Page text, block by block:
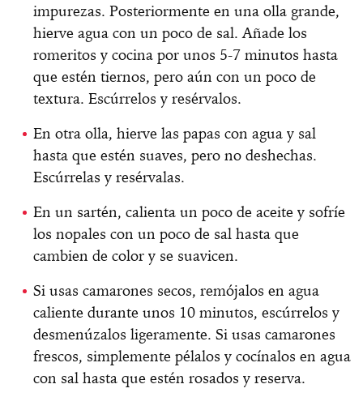
impurezas. Posteriormente en una olla grande,
hierve agua con un poco de sal. Añade los
romeritos y cocina por unos 5-7 minutos hasta
que estén tiernos, pero aún con un poco de
textura. Escúrrelos y resérvalos.
En otra olla, hierve las papas con agua y sal
hasta que estén suaves, pero no deshechas.
Escúrrelas y resérvalas.
En un sartén, calienta un poco de aceite y sofríe
los nopales con un poco de sal hasta que
cambien de color y se suavicen.
Si usas camarones secos, remójalos en agua
caliente durante unos 10 minutos, escúrrelos y
desmenúzalos ligeramente. Si usas camarones
frescos, simplemente pélalos y cocínalos en agua
con sal hasta que estén rosados y reserva.